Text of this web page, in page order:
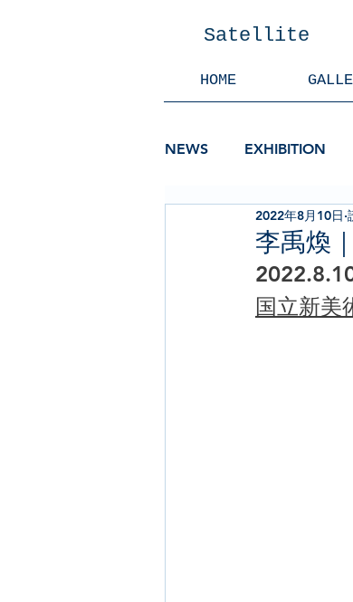
Satellite
HOME
NEWS EXHIBITION
李禹煥
2022年8月10日
国立新美